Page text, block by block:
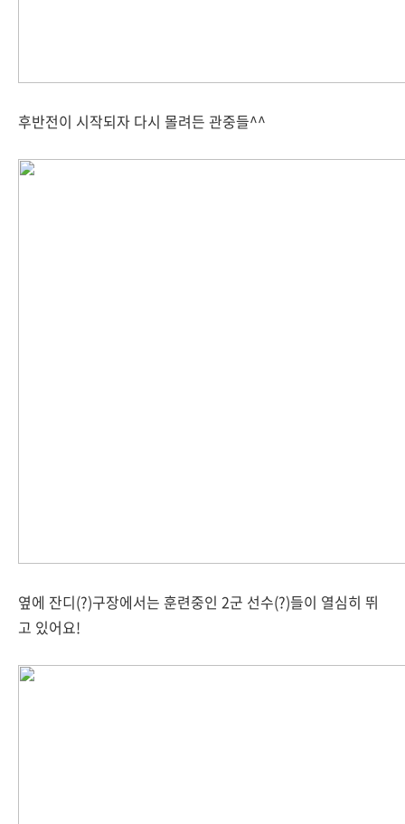
후반전이 시작되자 다시 몰려든 관중들^^
옆에 잔디(?)구장에서는 훈련중인 2군 선수(?)들이 열심히 뛰
고 있어요!